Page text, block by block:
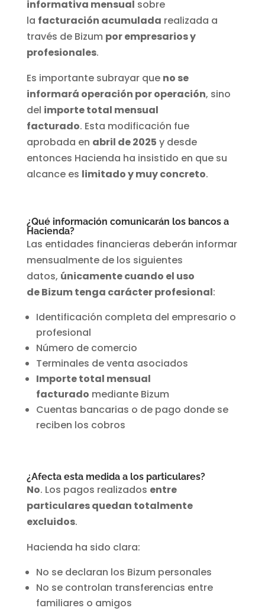
informativa mensual sobre
la facturación acumulada realizada a
través de Bizum por empresarios y
profesionales.
Es importante subrayar que no se
informará operación por operación, sino
del importe total mensual
facturado. Esta modificación fue
aprobada en abril de 2025 y desde
entonces Hacienda ha insistido en que su
alcance es limitado y muy concreto.
¿Qué información comunicarán los bancos a
Hacienda?
Las entidades financieras deberán informar
mensualmente de los siguientes
datos, únicamente cuando el uso
de Bizum tenga carácter profesional:
Identificación completa del empresario o
profesional
Número de comercio
Terminales de venta asociados
Importe total mensual
facturado mediante Bizum
Cuentas bancarias o de pago donde se
reciben los cobros
¿Afecta esta medida a los particulares?
No. Los pagos realizados entre
particulares quedan totalmente
excluidos.
Hacienda ha sido clara:
No se declaran los Bizum personales
No se controlan transferencias entre
familiares o amigos